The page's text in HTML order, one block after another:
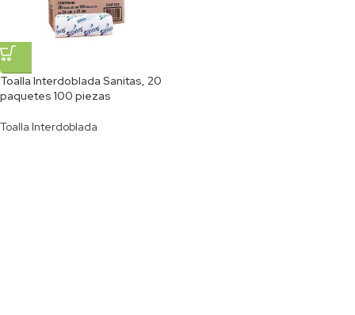
Toalla Interdoblada Sanitas, 20
paquetes 100 piezas
Toalla Interdoblada